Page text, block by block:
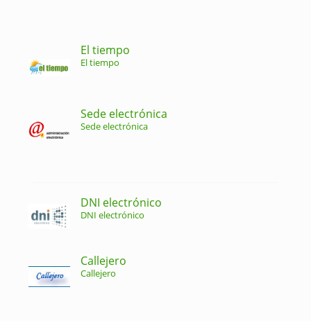
El tiempo
El tiempo
Sede electrónica
Sede electrónica
DNI electrónico
DNI electrónico
Callejero
Callejero